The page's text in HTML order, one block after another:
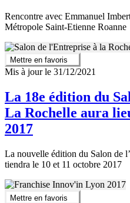
Rencontre avec Emmanuel
Métropole Saint-Etienne Roanne
Mettre en favoris
Mis à jour le 31/12/2021
La 18e édition du
La Rochelle aura
2017
La nouvelle édition du Salon de
tiendra le 10 et 11 octobre 2017
Mettre en favoris